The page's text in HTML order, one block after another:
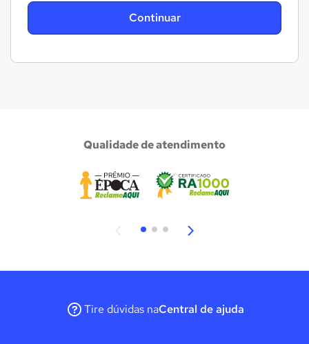
Continuar
Qualidade de atendimento
Tire dúvidas naCentral de ajuda